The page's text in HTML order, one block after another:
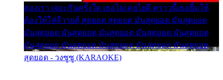
สองเรา เจอะกันครั้งใด เธอไม่เคยไยดี คราวนี้เธอยิ้มให้
ต้องให้ใส่ลีวายส์ สุดยอด สุดยอด มันสุดยอด มันสุดยอด
มันสุดยอด มันสุดยอด มันสุดยอด มันสุดยอด มันสุดยอด
มันสุดยอด มันสุดยอด มันสุดยอด มันสุดยอด มันสุดยอด
สุดยอด - วงซูซู (KARAOKE)